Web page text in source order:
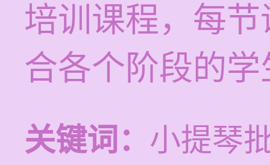
培训课程，每
合各个阶段的学
关键词： 小提琴